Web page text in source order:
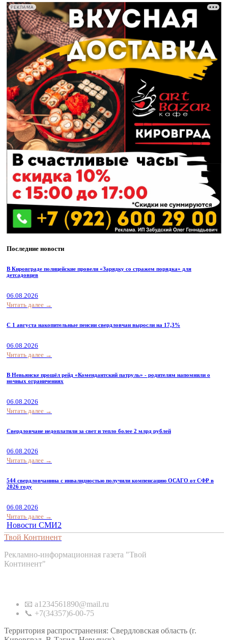
РЕКЛАМА
Последние новости
В Кировграде полицейские провели «Зарядку со стражем порядка» для
детсадовцев
06.08.2026
Читать далее →
С 1 августа накопительные пенсии свердловчан выросли на 17,3%
06.08.2026
Читать далее →
В Невьянске прошёл рейд «Комендантский патруль» - родителям напомнили о
ночных ограничениях
06.08.2026
Читать далее →
Свердловчане недоплатили за свет и тепло более 2 млрд рублей
06.08.2026
Читать далее →
544 свердловчанина с инвалидностью получили компенсацию ОСАГО от СФР в
2026 году
06.08.2026
Читать далее →
Новости СМИ2
Твой Континент
Рекламно-информационная газета "Твой
Континент"
📧 a1234561890@mail.ru
📞 +7(34357)6-00-75
Территория распространения: Свердловская область (г.